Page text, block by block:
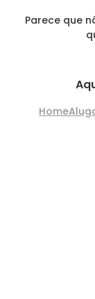
Parece que
Home